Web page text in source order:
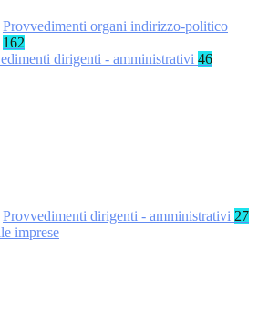
Provvedimenti organi indirizzo-politico
162
dirigenti - amministrativi 46
Provvedimenti dirigenti - amministrativi 27
imprese